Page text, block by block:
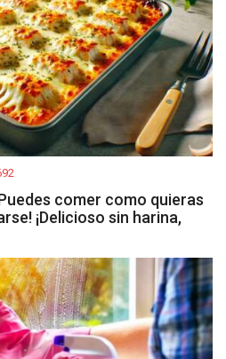
comer como quieras
¡Delicioso sin harina,